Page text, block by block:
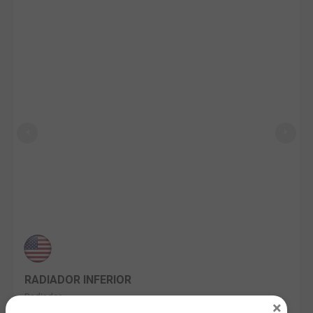
RADIADOR INFERIOR
Radiador
×